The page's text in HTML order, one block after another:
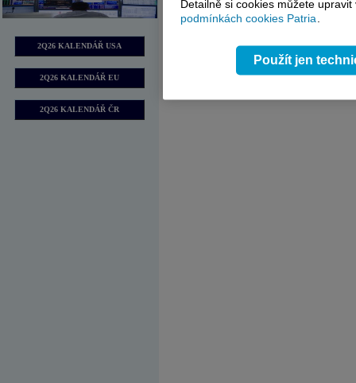
2Q26 KALENDÁŘ USA
2Q26 KALENDÁŘ EU
2Q26 KALENDÁŘ ČR
Detailně si cookies můžete
podmínkách cookies Patria
Použít jen